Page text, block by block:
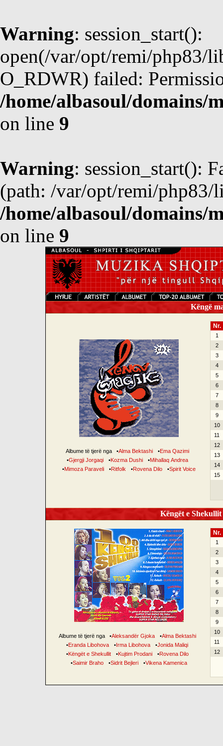
Warning: session_start():
open(/var/opt/remi/php83/
O_RDWR) failed:
/home/albasoul/domains/
on line 9
Warning: session_start():
(path: /var/opt/remi/php83/
/home/albasoul/domains/
on line 9
Këngë
Albume të tjerë nga •Alma Bektashi •Ema Qazimi
•Gjergji Jorgaqi •Kozma Dushi •Mihallaq Andrea
•Mimoza Paraveli •Ritfolk •Rovena Dilo •Spirit Voice
Nr.
1
2
3
4
5
6
7
8
9
10
11
12
13
14
15
Këngët e
Albume të tjerë nga •Aleksandër Gjoka •Alma Bektashi
•Eranda Libohova •Irma Libohova •Jonida Maliqi
•Këngët e Shekullit •Kujtim Prodani •Rovena Dilo
•Saimir Braho •Sidrit Bejleri •Vikena Kamenica
Nr.
1
2
3
4
5
6
7
8
9
10
11
12